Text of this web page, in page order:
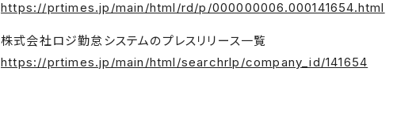
https://prtimes.jp/main/html/rd/p/000000006.000141654.html
株式会社ロジ勤怠システムのプレスリリース⼀覧
https://prtimes.jp/main/html/searchrlp/company_id/141654